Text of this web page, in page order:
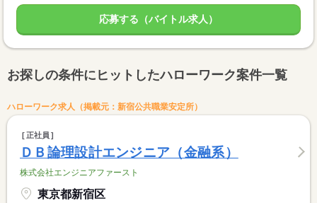
応募する（バイトル求人）
お探しの条件にヒットしたハローワーク案件一覧
ハローワーク求人（掲載元：新宿公共職業安定所）
正社員
ＤＢ論理設計エンジニア（金融系）
株式会社エンジニアファースト
東京都新宿区